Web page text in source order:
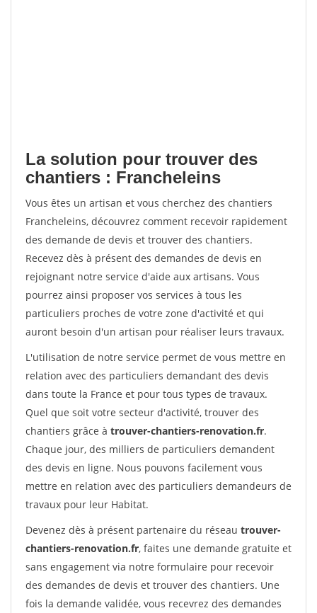
La solution pour trouver des
chantiers : Francheleins
Vous êtes un artisan et vous cherchez des chantiers
Francheleins, découvrez comment recevoir rapidement
des demande de devis et trouver des chantiers.
Recevez dès à présent des demandes de devis en
rejoignant notre service d'aide aux artisans. Vous
pourrez ainsi proposer vos services à tous les
particuliers proches de votre zone d'activité et qui
auront besoin d'un artisan pour réaliser leurs travaux.
L'utilisation de notre service permet de vous mettre en
relation avec des particuliers demandant des devis
dans toute la France et pour tous types de travaux.
Quel que soit votre secteur d'activité, trouver des
chantiers grâce à trouver-chantiers-renovation.fr.
Chaque jour, des milliers de particuliers demandent
des devis en ligne. Nous pouvons facilement vous
mettre en relation avec des particuliers demandeurs de
travaux pour leur Habitat.
Devenez dès à présent partenaire du réseau trouver-
chantiers-renovation.fr, faites une demande gratuite et
sans engagement via notre formulaire pour recevoir
des demandes de devis et trouver des chantiers. Une
fois la demande validée, vous recevrez des demandes